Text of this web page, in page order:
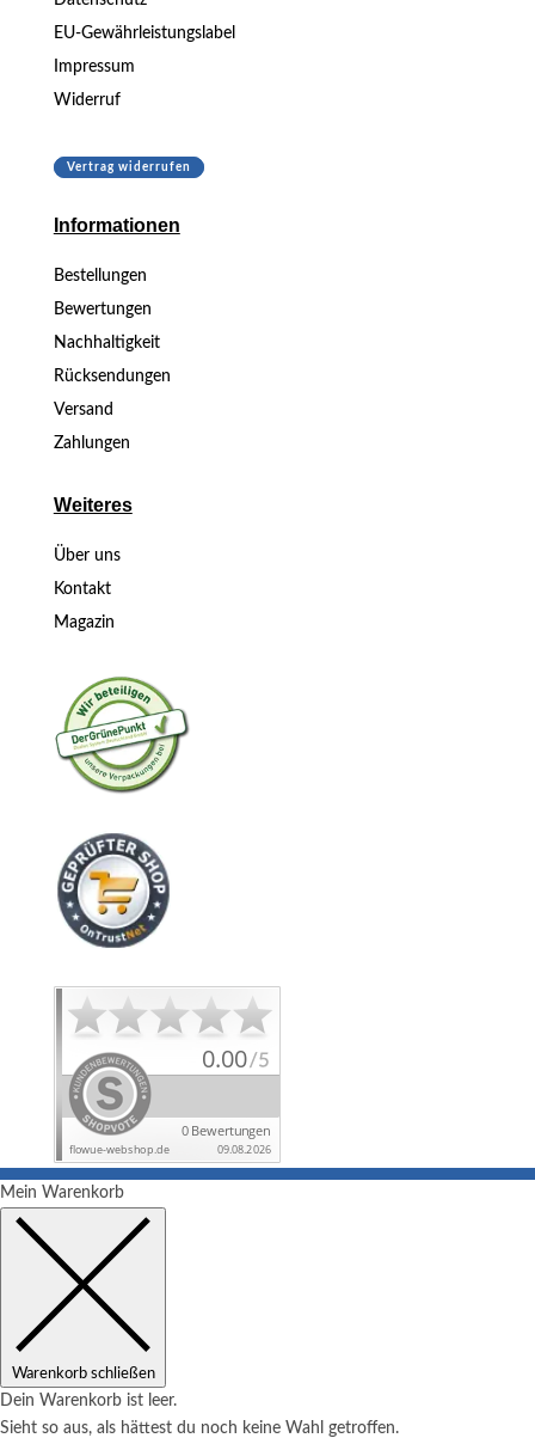
EU-Gewährleistungslabel
Impressum
Widerruf
Vertrag widerrufen
Informationen
Bestellungen
Bewertungen
Nachhaltigkeit
Rücksendungen
Versand
Zahlungen
Weiteres
Über uns
Kontakt
Magazin
Mein Warenkorb
Warenkorb schließen
Dein Warenkorb ist leer.
Sieht so aus, als hättest du noch keine Wahl getroffen.